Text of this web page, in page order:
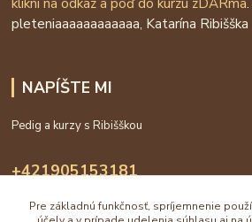
pleteniaaaaaaaaaaaa, Katarína Ribišška
NAPÍŠTE MI
Pedig a kurzy s Ribišškou
+421905153181
Pre základnú funkčnosť, spríjemnenie